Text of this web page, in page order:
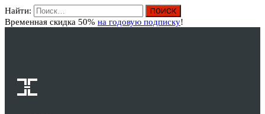
Найти:
Временная скидка 50% на годовую подписку!